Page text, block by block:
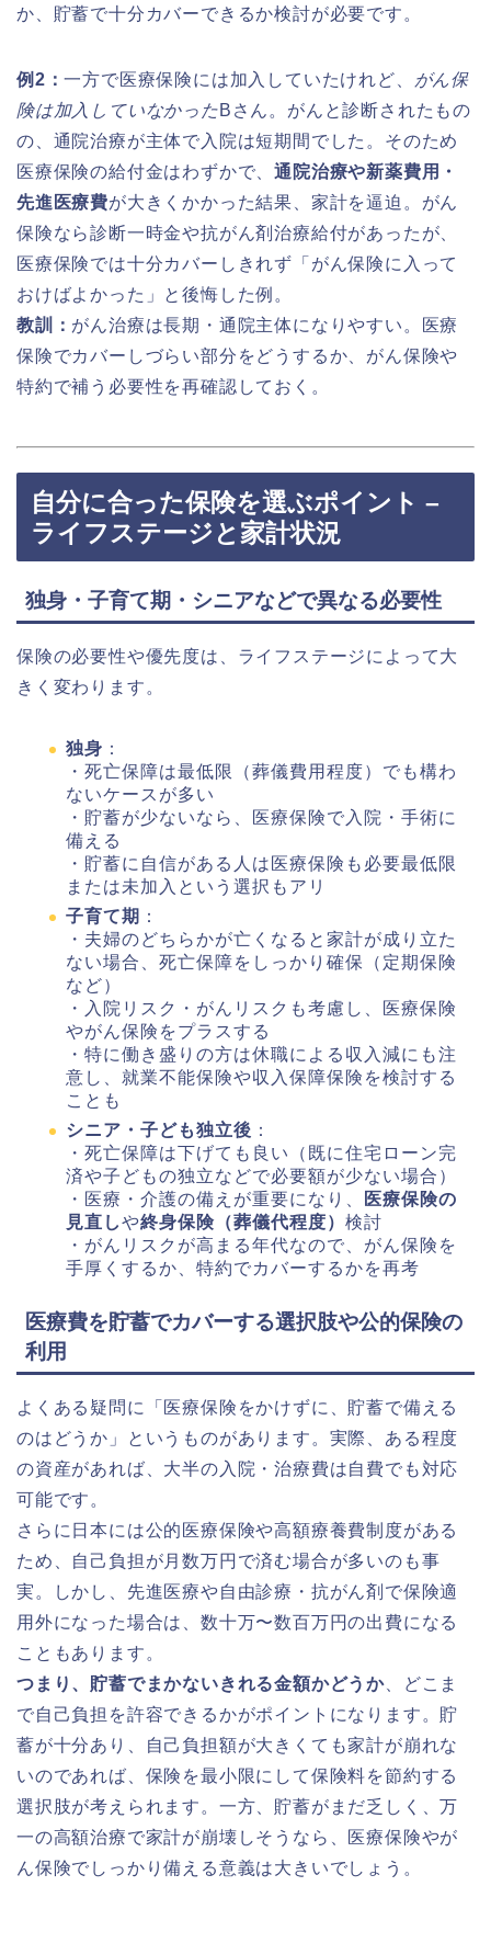
か、貯蓄で十分カバーできるか検討が必要です。
例2：一方で医療保険には加入していたけれど、
がん保
険は加入していなかったBさん。がんと診断されたもの
の、通院治療が主体で入院は短期間でした。そのため
医療保険の給付金はわずかで、通院治療や新薬費用・
先進医療費が大きくかかった結果、家計を逼迫。がん
保険なら診断一時金や抗がん剤治療給付があったが、
医療保険では十分カバーしきれず「がん保険に入って
おけばよかった」と後悔した例。
教訓： がん治療は長期・通院主体になりやすい。医療
保険でカバーしづらい部分をどうするか、がん保険や
特約で補う必要性を再確認しておく。
自分に合った保険を選ぶポイント –
ライフステージと家計状況
独身・子育て期・シニアなどで異なる必要性
保険の必要性や優先度は、ライフステージによって大
きく変わります。
独身 ：
・死亡保障は最低限（葬儀費用程度）でも構わ
ないケースが多い
・貯蓄が少ないなら、医療保険で入院・手術に
備える
・貯蓄に自信がある人は医療保険も必要最低限
または未加入という選択もアリ
子育て期 ：
・夫婦のどちらかが亡くなると家計が成り立た
ない場合、死亡保障をしっかり確保（定期保険
など）
・入院リスク・がんリスクも考慮し、医療保険
やがん保険をプラスする
・特に働き盛りの方は休職による収入減にも注
意し、就業不能保険や収入保障保険を検討する
ことも
シニア・子ども独立後 ：
・死亡保障は下げても良い（既に住宅ローン完
済や子どもの独立などで必要額が少ない場合）
・医療・介護の備えが重要になり、
医療保険の
見直しや終身保険（葬儀代程度） 検討
・がんリスクが高まる年代なので、がん保険を
手厚くするか、特約でカバーするかを再考
医療費を貯蓄でカバーする選択肢や公的保険の
利用
よくある疑問に「医療保険をかけずに、貯蓄で備える
のはどうか」というものがあります。実際、ある程度
の資産があれば、大半の入院・治療費は自費でも対応
可能です。
さらに日本には公的医療保険や高額療養費制度がある
ため、自己負担が月数万円で済む場合が多いのも事
実。しかし、先進医療や自由診療・抗がん剤で保険適
用外になった場合は、数十万〜数百万円の出費になる
こともあります。
つまり、貯蓄でまかないきれる金額かどうか 、どこま
で自己負担を許容できるかがポイントになります。貯
蓄が十分あり、自己負担額が大きくても家計が崩れな
いのであれば、保険を最小限にして保険料を節約する
選択肢が考えられます。一方、貯蓄がまだ乏しく、万
一の高額治療で家計が崩壊しそうなら、医療保険やが
ん保険でしっかり備える意義は大きいでしょう。